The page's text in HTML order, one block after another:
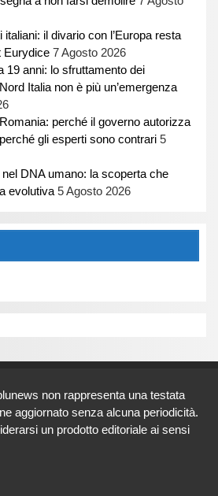
italiani: il divario con l’Europa resta
Eurydice 7 Agosto 2026
19 anni: lo sfruttamento dei
Italia non è più un’emergenza
perché il governo autorizza
gli esperti sono contrari 5
DNA umano: la scoperta che
evolutiva 5 Agosto 2026
non rappresenta una testata
aggiornato senza alcuna periodicità.
un prodotto editoriale ai sensi